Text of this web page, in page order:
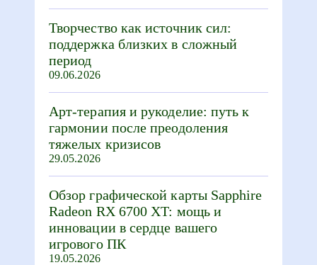
Творчество как источник сил:
поддержка близких в сложный
период
09.06.2026
Арт-терапия и рукоделие: путь к
гармонии после преодоления
тяжелых кризисов
29.05.2026
Обзор графической карты Sapphire
Radeon RX 6700 XT: мощь и
инновации в сердце вашего
игрового ПК
19.05.2026